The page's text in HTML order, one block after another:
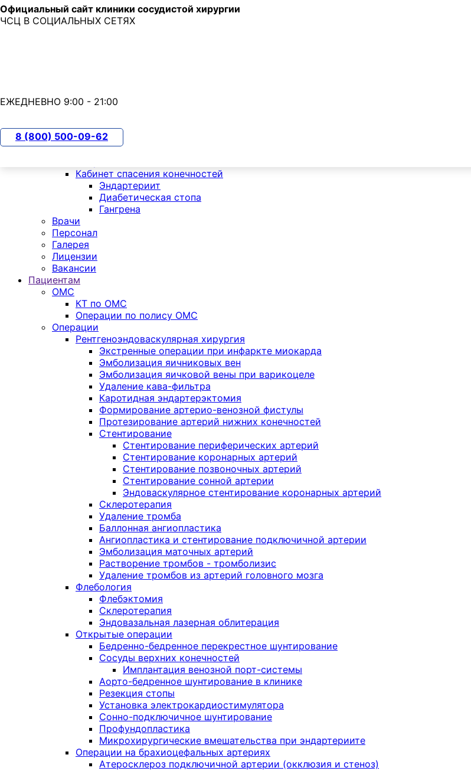
Skip to main content
Отделения
Хирургия
РХМДиЛ
Флебология
Кабинет спасения конечностей
Эндартериит
Диабетическая стопа
Гангрена
Врачи
Персонал
Галерея
Лицензии
Вакансии
Пациентам
ОМС
КТ по ОМС
Операции по полису ОМС
Операции
Рентгеноэндоваскулярная хирургия
Экстренные операции при инфаркте миокарда
Эмболизация яичниковых вен
Эмболизация яичковой вены при варикоцеле
Удаление кава-фильтра
Каротидная эндартерэктомия
Формирование артерио-венозной фистулы
Протезирование артерий нижних конечностей
Стентирование
Стентирование периферических артерий
Стентирование коронарных артерий
Стентирование позвоночных артерий
Стентирование сонной артерии
Эндоваскулярное стентирование коронарных артерий
Склеротерапия
Удаление тромба
Баллонная ангиопластика
Ангиопластика и стентирование подключичной артерии
Эмболизация маточных артерий
Растворение тромбов - тромболизис
Удаление тромбов из артерий головного мозга
Флебология
Флебэктомия
Склеротерапия
Эндовазальная лазерная облитерация
Открытые операции
Бедренно-бедренное перекрестное шунтирование
Сосуды верхних конечностей
Имплантация венозной порт-системы
Аорто-бедренное шунтирование в клинике
Резекция стопы
Установка электрокардиостимулятора
Сонно-подключичное шунтирование
Профундопластика
Микрохирургические вмешательства при эндартериите
Операции на брахиоцефальных артериях
Атеросклероз подключичной артерии (окклюзия и стеноз)
Официальный сайт клиники сосудистой хирургии
ЧСЦ В СОЦИАЛЬНЫХ СЕТЯХ
ЕЖЕДНЕВНО 9:00 - 21:00
8 (800) 500-09-62